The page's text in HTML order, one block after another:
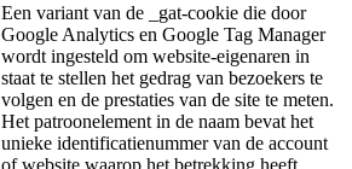
Een variant van de _gat-cookie die door
Google Analytics en Google Tag Manager
wordt ingesteld om website-eigenaren in
staat te stellen het gedrag van bezoekers te
volgen en de prestaties van de site te meten.
Het patroonelement in de naam bevat het
unieke identificatienummer van de account
of website waarop het betrekking heeft.